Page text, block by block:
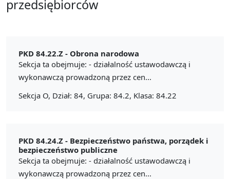
przedsiębiorców
PKD 84.22.Z - Obrona narodowa
Sekcja ta obejmuje: - działalność ustawodawczą i
wykonawczą prowadzoną przez cen...
Sekcja O, Dział: 84, Grupa: 84.2, Klasa: 84.22
PKD 84.24.Z - Bezpieczeństwo państwa, porządek i
bezpieczeństwo publiczne
Sekcja ta obejmuje: - działalność ustawodawczą i
wykonawczą prowadzoną przez cen...